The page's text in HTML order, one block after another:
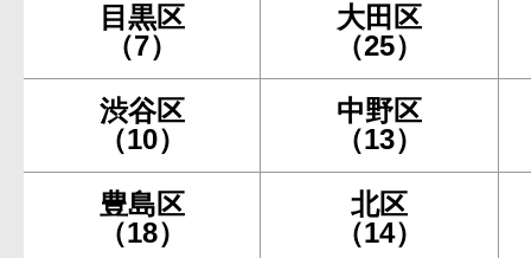
目黒区
（7）
大田区
（25）
渋谷区
（10）
中野区
（13）
豊島区
（18）
北区
（14）